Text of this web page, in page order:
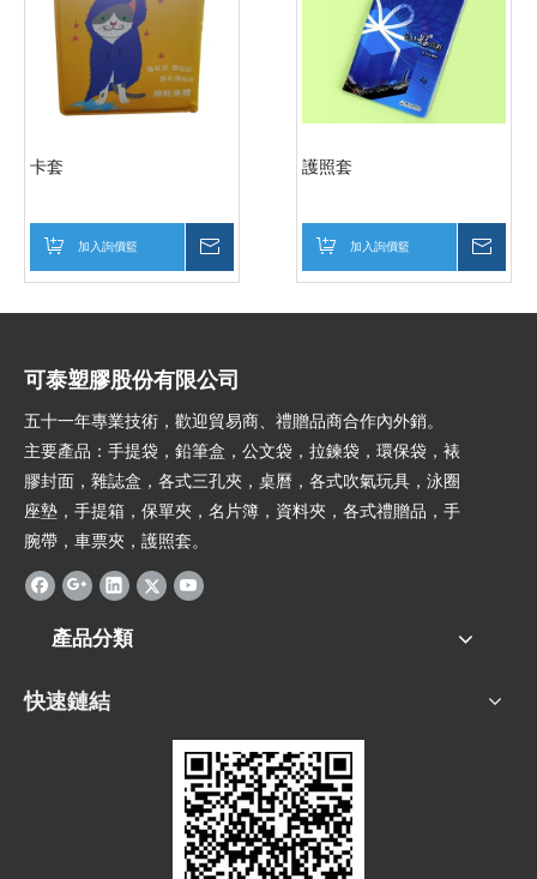
卡套
加入詢價籃
護照套
加入詢價籃
可泰塑膠股份有限公司
五十一年專業技術，歡迎貿易商、禮贈品商合作內外銷。
主要產品：手提袋，鉛筆盒，公文袋，拉鍊袋，環保袋，裱
膠封面，雜誌盒，各式三孔夾，桌曆，各式吹氣玩具，泳圈
座墊，手提箱，保單夾，名片簿，資料夾，各式禮贈品，手
腕帶，車票夾，護照套。
產品分類
快速鏈結